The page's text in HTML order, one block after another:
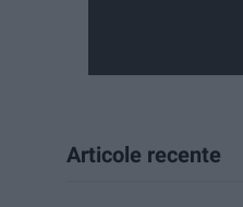
Articole recente